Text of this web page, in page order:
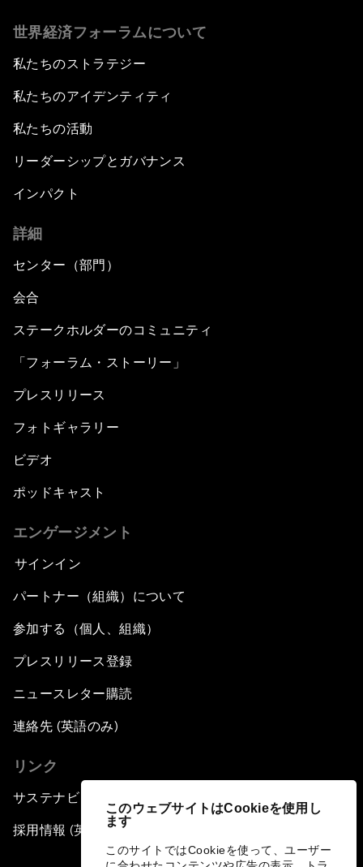
このウェブサイトはCookieを使用し
ます
このサイトではCookieを使って、ユーザー
世界経済フォーラムについて
私たちのストラテジー
私たちのアイデンティティ
私たちの活動
リーダーシップとガバナンス
インパクト
詳細
センター（部門）
会合
ステークホルダーのコミュニティ
「フォーラム・ストーリー」
プレスリリース
フォトギャラリー
ビデオ
ポッドキャスト
エンゲージメント
サインイン
パートナー（組織）について
参加する（個人、組織）
プレスリリース登録
ニュースレター購読
連絡先 (英語のみ)
リンク
サステナビリティへの取り組み
採用情報 (英語のみ)